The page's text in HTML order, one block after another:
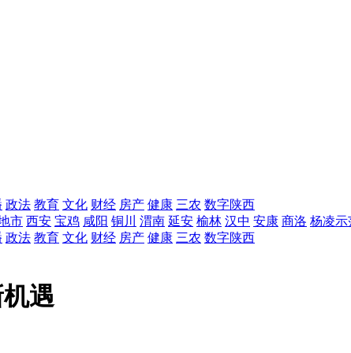
政法 教育 文化 财经 房产 健康 三农 数字陕西
市 西安 宝鸡 咸阳 铜川 渭南 延安 榆林 汉中 安康 商洛 杨凌示
政法 教育 文化 财经 房产 健康 三农 数字陕西
遇